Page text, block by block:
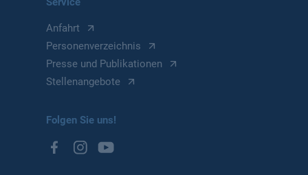
Anfahrt
Personenverzeichnis
Presse und Publikationen
Stellenangebote
Folgen Sie uns!